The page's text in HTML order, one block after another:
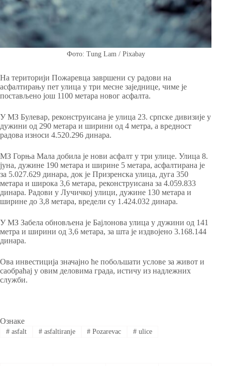
Фото: Tung Lam / Pixabay
На територији Пожаревца завршени су радови на
асфалтирању пет улица у три месне заједнице, чиме је
постављено још 1100 метара новог асфалта.
У МЗ Булевар, реконструисана је улица 23. српске дивизије у
дужини од 290 метара и ширини од 4 метра, а вредност
радова износи ‪4.520.296‬ динара.
МЗ Горња Мала добила је нови асфалт у три улице. Улица 8.
јуна, дужине 190 метара и ширине 5 метара, асфалтирана је
за ‪5.027.629‬ динара, док је Призренска улица, дуга 350
метара и широка 3,6 метара, реконструисана за ‪4.059.833‬
динара. Радови у Лучичкој улици, дужине 130 метара и
ширине до 3,8 метара, вредели су ‪1.424.032‬ динара.
У МЗ Забела обновљена је Бајлонова улица у дужини од 141
метра и ширини од 3,6 метара, за шта је издвојено ‪3.168.144‬
динара.
Ова инвестиција значајно ће побољшати услове за живот и
саобраћај у овим деловима града, истичу из надлежних
служби.
Ознаке
#asfalt #asfaltiranje # Pozarevac # ulice